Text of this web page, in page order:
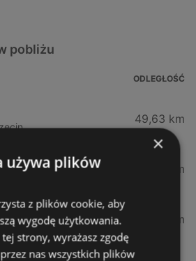
pobliżu
ODLEGŁOŚĆ
49,63 km
57,26 km
63,12 km
×
używa plików
z plików cookie, aby
wygodę użytkowania.
tej strony, wyrażasz zgodę
nas wszystkich plików